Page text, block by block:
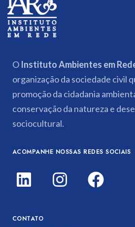
O Instituto Ambientes em
organização da sociedade civil
promoção da cidadania
conservação da natureza e
sociocultural.
ACOMPANHE NOSSAS REDES SOCIAIS
CONTATO